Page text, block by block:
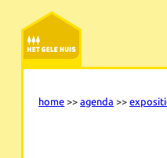
naar
inhoud
home >>agenda >>